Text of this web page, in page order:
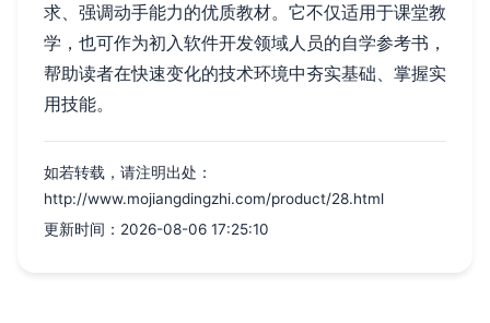
求、强调动手能力的优质教材。它不仅适用于课堂教
学，也可作为初入软件开发领域人员的自学参考书，
帮助读者在快速变化的技术环境中夯实基础、掌握实
用技能。
如若转载，请注明出处：
http://www.mojiangdingzhi.com/product/28.html
更新时间：2026-08-06 17:25:10